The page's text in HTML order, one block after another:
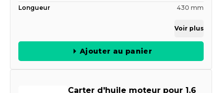
Longueur
430 mm
Voir plus
Ajouter au panier
Carter d'huile moteur pour 1.6